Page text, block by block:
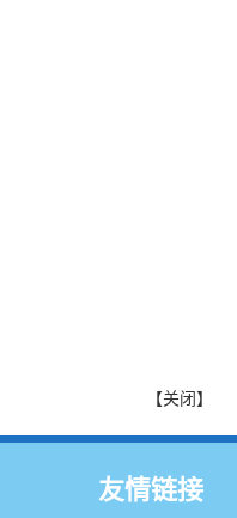
【关闭】
友情链接